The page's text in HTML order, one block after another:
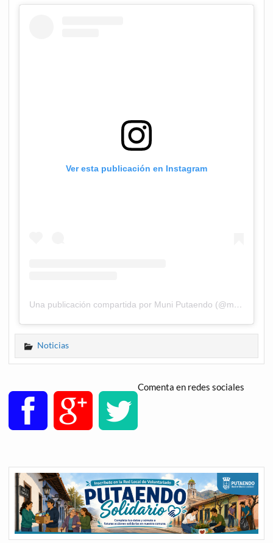
Ver esta publicación en Instagram
Una publicación compartida por Muni Putaendo (@muni_putaendo)
Noticias
Comenta en redes sociales